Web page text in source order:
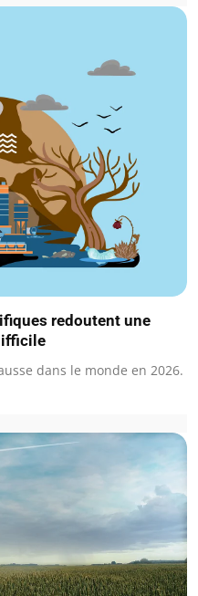
redoutent une
dans le monde en 2026.